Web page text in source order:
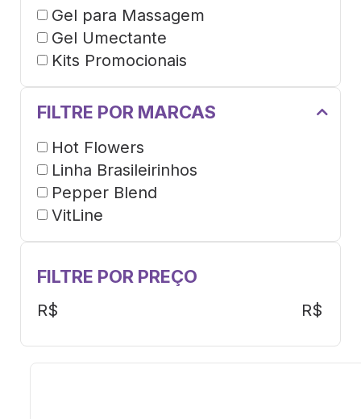
Gel para Massagem
Gel Umectante
Kits Promocionais
FILTRE POR MARCAS
Hot Flowers
Linha Brasileirinhos
Pepper Blend
VitLine
FILTRE POR PREÇO
R$ R$